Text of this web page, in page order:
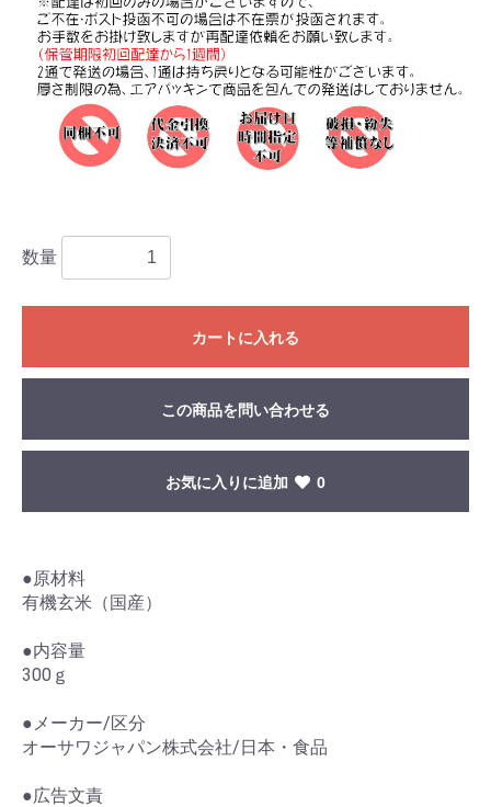
数量
カートに入れる
この商品を問い合わせる
お気に入りに追加 0
●原材料
有機玄米（国産）
●内容量
300ｇ
●メーカー/区分
オーサワジャパン株式会社/日本・食品
●広告文責